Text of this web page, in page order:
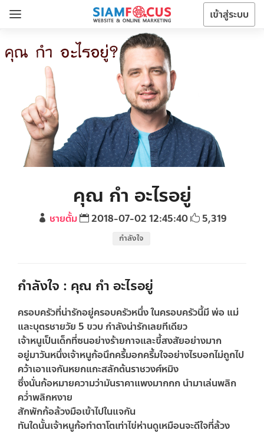
เข้าสู่ระบบ
คุณ กำ อะไรอยู่
ชายตั้ม 2018-07-02 12:45:40 5,319
กำลังใจ
กำลังใจ : คุณ กำ อะไรอยู่
ครอบครัวที่น่ารักอยู่ครอบครัวหนึ่ง ในครอบครัวนี้มี พ่อ แม่
และบุตรชายวัย 5 ขวบ กำลังน่ารักเลยทีเดียว
เจ้าหนูเป็นเด็กที่ซนอย่างร้ายกาจและขี้สงสัยอย่างมาก
อยู่มาวันหนึ่งเจ้าหนูก้อนึกครึ้มอกครึ้มใจอย่างไรบอกไม่ถูกไป
คว้าเอาแจกันหยกแกะสลักต้นราชวงศ์หมิง
ซึ่งนั่นก้อหมายความว่ามันราคาแพงมากกก นำมาเล่นพลิก
คว่ำพลิกหงาย
สักพักก้อล้วงมือเข้าไปในแจกัน
ทันใดนั้นเจ้าหนูก้อทำตาโตเท่าไข่ห่านดูเหมือนจะดีใจที่ล้วง